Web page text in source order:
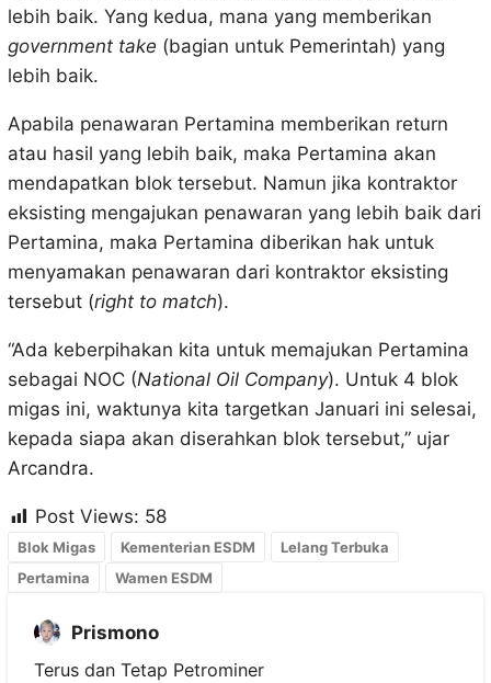
lebih baik. Yang kedua, mana yang memberikan
government take (bagian untuk Pemerintah) yang
lebih baik.
Apabila penawaran Pertamina memberikan return
atau hasil yang lebih baik, maka Pertamina akan
mendapatkan blok tersebut. Namun jika kontraktor
eksisting mengajukan penawaran yang lebih baik dari
Pertamina, maka Pertamina diberikan hak untuk
menyamakan penawaran dari kontraktor eksisting
tersebut (right to match).
“Ada keberpihakan kita untuk memajukan Pertamina
sebagai NOC (National Oil Company). Untuk 4 blok
migas ini, waktunya kita targetkan Januari ini selesai,
kepada siapa akan diserahkan blok tersebut,” ujar
Arcandra.
Post Views: 58
Blok Migas Kementerian ESDM
Lelang Terbuka
Pertamina
Wamen ESDM
Prismono
Terus dan Tetap Petrominer